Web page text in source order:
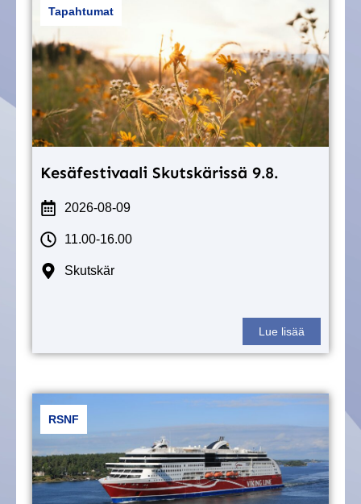
Tapahtumat
Kesäfestivaali Skutskärissä 9.8.
2026-08-09
11.00-16.00
Skutskär
Lue lisää
RSNF